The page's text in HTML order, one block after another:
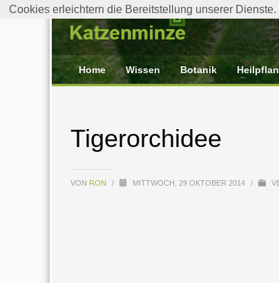
Home Wissen Botanik
Tigerorchidee
VON RON / MITTWOCH, 29 OKTOBER 2014 /
Cookies erleichtern die Bereitstellung unserer